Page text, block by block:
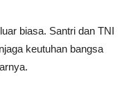
biasa. Santri dan TNI
keutuhan bangsa